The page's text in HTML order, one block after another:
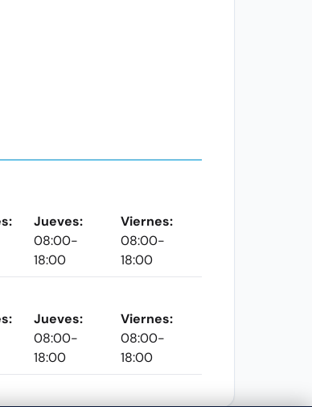
Jueves:
08:00-
18:00
Viernes:
08:00-
18:00
Jueves:
08:00-
18:00
Viernes:
08:00-
18:00